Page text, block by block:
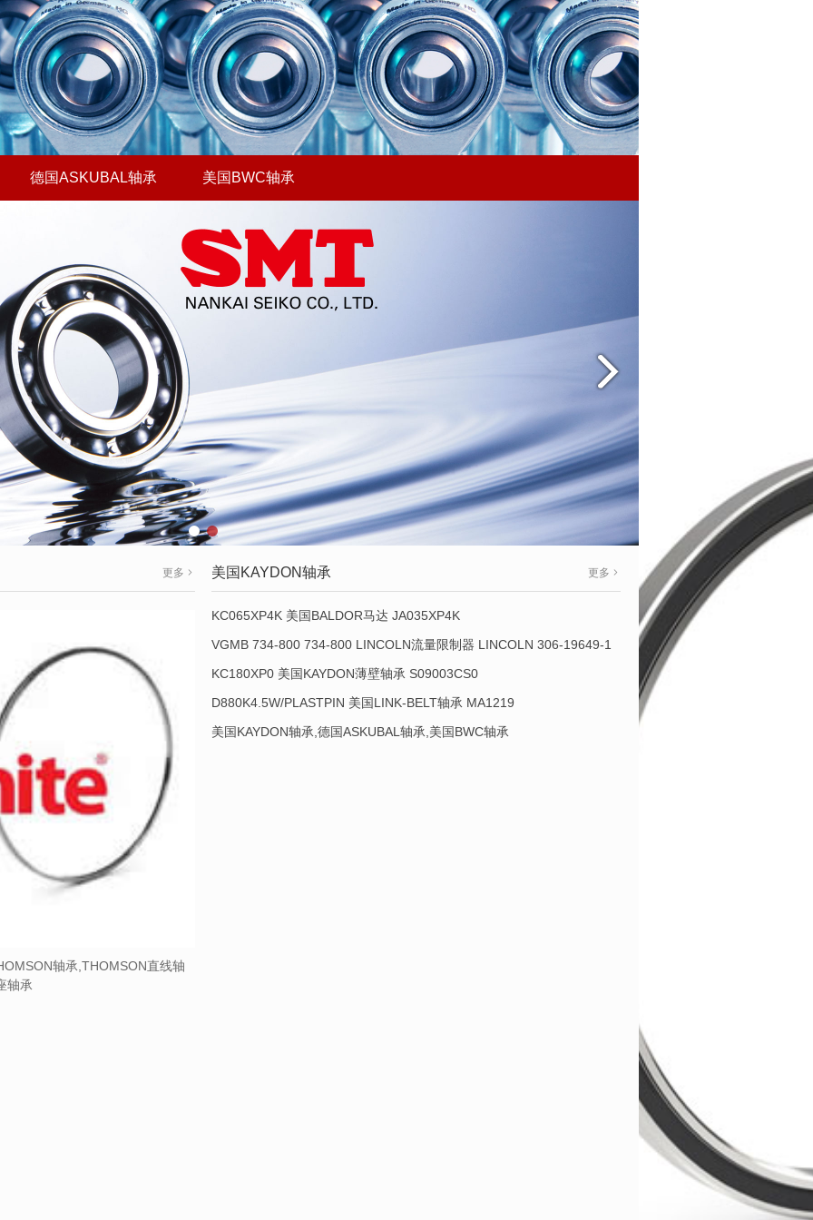
德国ASKUBAL轴承 美国BWC轴承
更多
轴承,THOMSON直线轴
轴承
美国KAYDON轴承 更多
KC065XP4K 美国BALDOR马达 JA035XP4K
VGMB 734-800 734-800 LINCOLN流量限制器 LINCOLN 306-19649-1
KC180XP0 美国KAYDON薄壁轴承 S09003CS0
D880K4.5W/PLASTPIN 美国LINK-BELT轴承 MA1219
美国KAYDON轴承,德国ASKUBAL轴承,美国BWC轴承